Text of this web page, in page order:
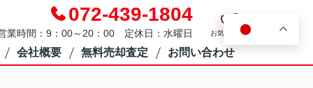
072-439-1804
業時間：9：00～20：00 定休日：水曜日 お気に入り
会社概要 無料売却査定 お問い合わせ